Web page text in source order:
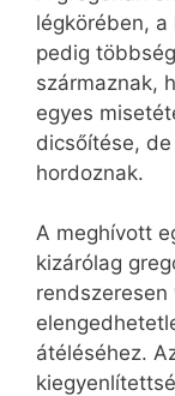
légkörében,
pedig
származnak,
egyes
dicsőítése,
hordoznak.
A meghívott
kizárólag
átéléséhez.